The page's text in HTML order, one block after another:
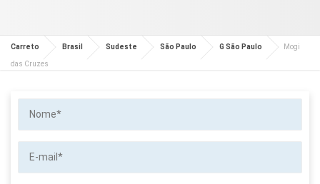
Carreto Brasil Sudeste São Paulo G São Paulo Mogi
das Cruzes
mail*